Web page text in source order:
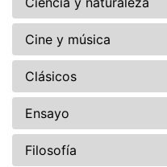
Cine y música
Clásicos
Ensayo
Filosofía